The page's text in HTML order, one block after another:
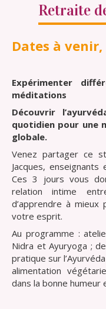
Retraite
Dates à
Expérimenter
méditations
Découvrir
quotidien pour une
globale.
Venez partager ce
Jacques,
Ces 3 jours vous
relation intime
d’apprendre à
votre esprit.
Au programme :
Nidra et Ayuryoga ;
pratique sur
alimentation
dans la bonne humeur